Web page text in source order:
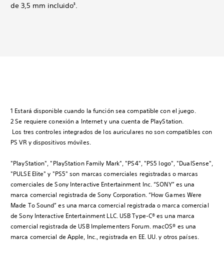
de 3,5 mm incluido3.
1 Estará disponible cuando la función sea compatible con el juego.
2 Se requiere conexión a Internet y una cuenta de PlayStation.
Los tres controles integrados de los auriculares no son compatibles con
PS VR y dispositivos móviles.
"PlayStation", "PlayStation Family Mark", "PS4", "PS5 logo", "DualSense",
"PULSE Elite" y "PS5" son marcas comerciales registradas o marcas
comerciales de Sony Interactive Entertainment Inc. “SONY” es una
marca comercial registrada de Sony Corporation. “How Games Were
Made To Sound” es una marca comercial registrada o marca comercial
de Sony Interactive Entertainment LLC. USB Type-C® es una marca
comercial registrada de USB Implementers Forum. macOS® es una
marca comercial de Apple, Inc., registrada en EE. UU. y otros países.